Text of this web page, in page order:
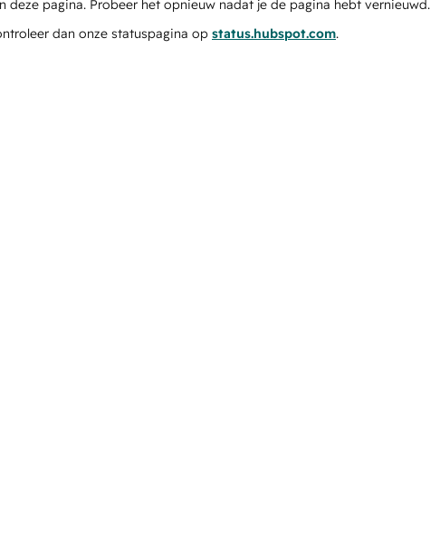
pagina. Probeer het opnieuw nadat je de pagina hebt vernieuwd.
dan onze statuspagina op status.hubspot.com.